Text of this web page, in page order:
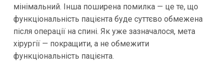
мінімальний. Інша поширена помилка — це те, що
функціональність пацієнта буде суттєво обмежена
після операції на спині. Як уже зазначалося, мета
хірургії — покращити, а не обмежити
функціональність пацієнта.